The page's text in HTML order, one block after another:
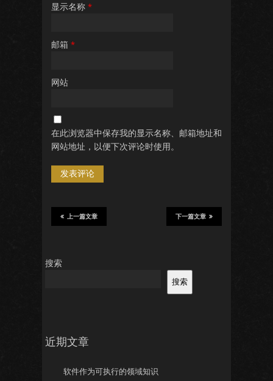
显示名称 *
邮箱 *
网站
在此浏览器中保存我的显示名称、邮箱地址和
网站地址，以便下次评论时使用。
下一篇文章
上一篇文章
搜索
搜索
近期文章
软件作为可执行的领域知识